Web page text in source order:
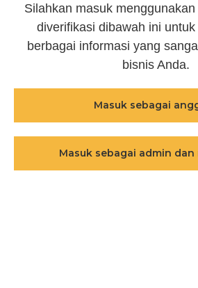
Silahkan masuk
diverifikasi dibawah ini
berbagai informasi yang
bisnis Anda.
Masuk sebagai
Masuk sebagai admin